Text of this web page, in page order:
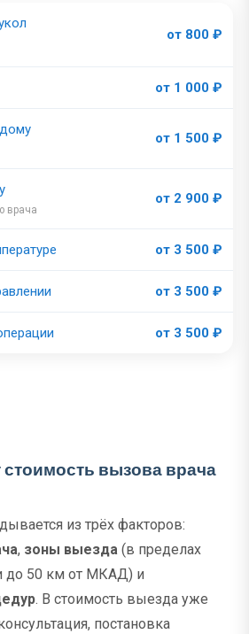
от 800 ₽
от 1 000 ₽
от 1 500 ₽
врача
от 2 900 ₽
от 3 500 ₽
от 3 500 ₽
от 3 500 ₽
стоимость вызова врача
из трёх факторов:
, зоны выезда (в пределах
50 км от МКАД) и
. В стоимость выезда уже
постановка